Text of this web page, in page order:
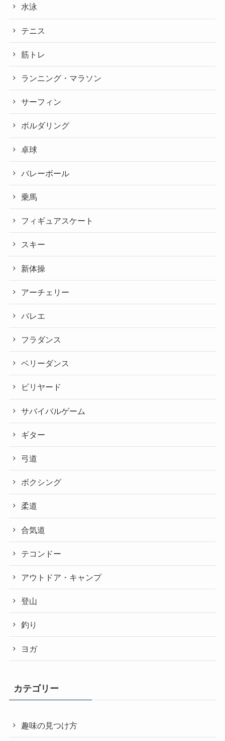
水泳
テニス
筋トレ
ランニング・マラソン
サーフィン
ボルダリング
卓球
バレーボール
乗馬
フィギュアスケート
スキー
新体操
アーチェリー
バレエ
フラダンス
ベリーダンス
ビリヤード
サバイバルゲーム
ギター
弓道
ボクシング
柔道
合気道
テコンドー
アウトドア・キャンプ
登山
釣り
ヨガ
カテゴリー
趣味の見つけ方